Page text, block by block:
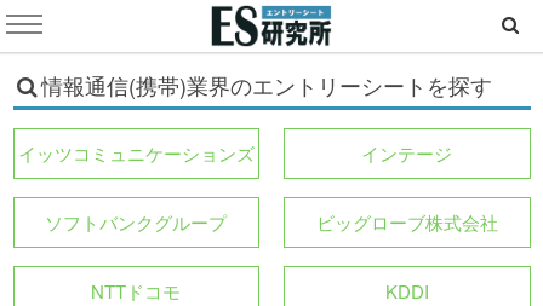
情報通信(携帯)業界のエントリーシートを探す
イッツコミュニケーションズ インテージ
ソフトバンクグループ ビッグローブ株式会社
NTTドコモ KDDI